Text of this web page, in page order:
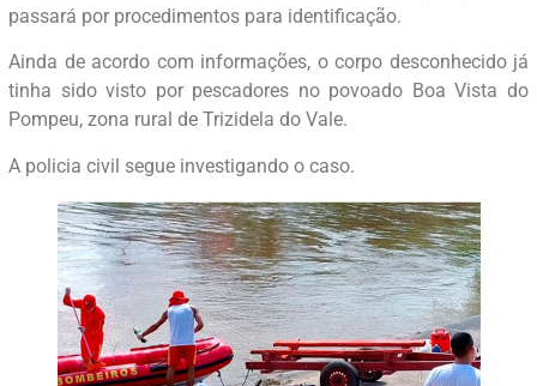
passará por procedimentos para identificação.
Ainda de acordo com informações, o corpo desconhecido já
tinha sido visto por pescadores no povoado Boa Vista do
Pompeu, zona rural de Trizidela do Vale.
A policia civil segue investigando o caso.